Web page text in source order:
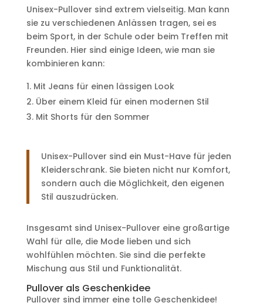
Unisex-Pullover sind extrem vielseitig. Man kann
sie zu verschiedenen Anlässen tragen, sei es
beim Sport, in der Schule oder beim Treffen mit
Freunden. Hier sind einige Ideen, wie man sie
kombinieren kann:
Mit Jeans für einen lässigen Look
Über einem Kleid für einen modernen Stil
Mit Shorts für den Sommer
Unisex-Pullover sind ein Must-Have für jeden
Kleiderschrank. Sie bieten nicht nur Komfort,
sondern auch die Möglichkeit, den eigenen
Stil auszudrücken.
Insgesamt sind Unisex-Pullover eine großartige
Wahl für alle, die Mode lieben und sich
wohlfühlen möchten. Sie sind die perfekte
Mischung aus Stil und Funktionalität.
Pullover als Geschenkidee
Pullover sind immer eine tolle Geschenkidee!